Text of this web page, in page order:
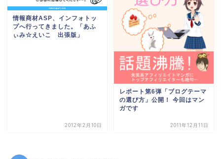
情報商材ASP、インフォトッ
プへ行ってきました。「あふ
ぃみ☆えいこ 出張版」
2012年2月10日
レポート第6弾「ブログテーマ
の選び方」公開！ 今回はマン
ガです
2011年12月11日